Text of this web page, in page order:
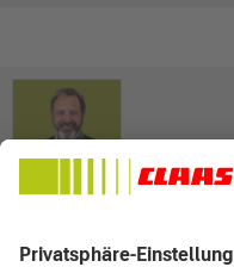
0162 2820362